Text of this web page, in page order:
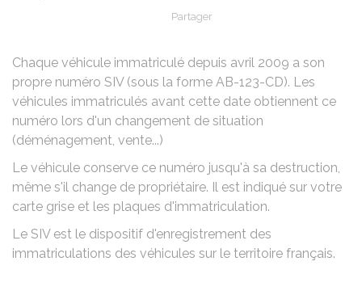
Partager
Chaque véhicule immatriculé depuis avril 2009 a son
propre numéro SIV (sous la forme AB-123-CD). Les
véhicules immatriculés avant cette date obtiennent ce
numéro lors d'un changement de situation
(déménagement, vente...)
Le véhicule conserve ce numéro jusqu'à sa destruction,
même s'il change de propriétaire. Il est indiqué sur votre
carte grise et les plaques d'immatriculation.
Le SIV est le dispositif d'enregistrement des
immatriculations des véhicules sur le territoire français.